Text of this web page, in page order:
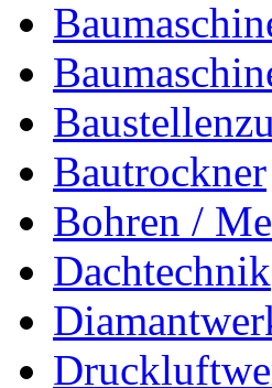
Bautrockner
Bohren /
Dachtechnik